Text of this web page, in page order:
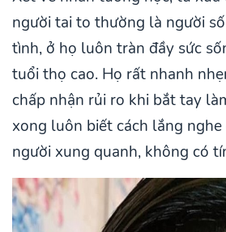
người tai to thường là người
tình, ở họ luôn tràn đầy sức
tuổi thọ cao. Họ rất nhanh
chấp nhận rủi ro khi bắt tay
xong luôn biết cách lắng
người xung quanh, không có